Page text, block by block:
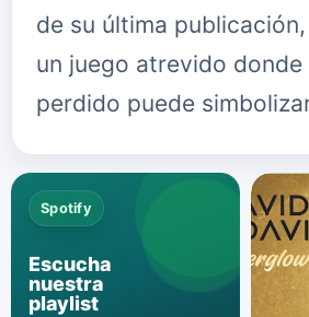
de su última
un juego atrevido donde
perdido puede
Spotify
Escucha
nuestra
playlist